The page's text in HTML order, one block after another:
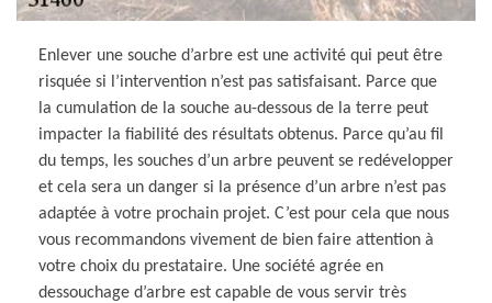
Enlever une souche d’arbre est une activité qui peut être
risquée si l’intervention n’est pas satisfaisant. Parce que
la cumulation de la souche au-dessous de la terre peut
impacter la fiabilité des résultats obtenus. Parce qu’au fil
du temps, les souches d’un arbre peuvent se redévelopper
et cela sera un danger si la présence d’un arbre n’est pas
adaptée à votre prochain projet. C’est pour cela que nous
vous recommandons vivement de bien faire attention à
votre choix du prestataire. Une société agrée en
dessouchage d’arbre est capable de vous servir très